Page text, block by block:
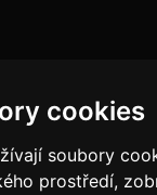
cookies
soubory
prostředí,